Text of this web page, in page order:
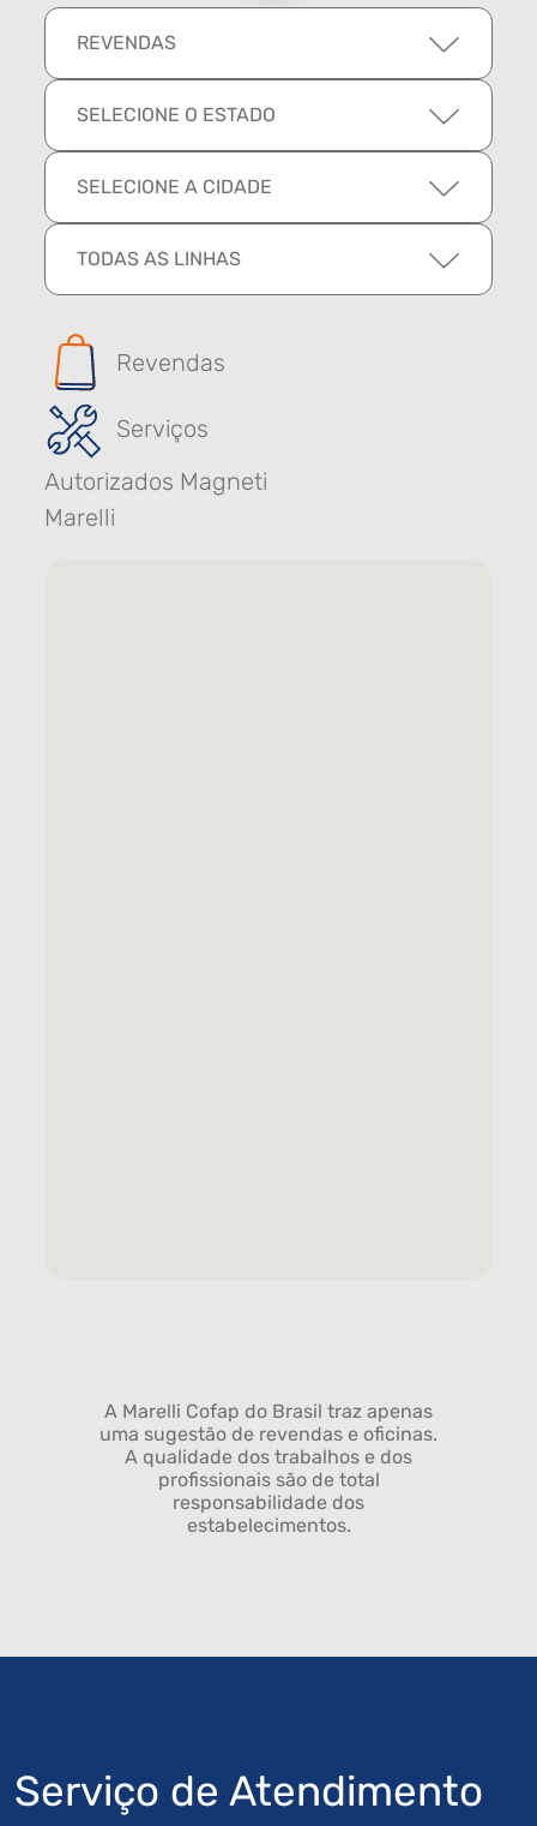
REVENDAS
SELECIONE O ESTADO
SELECIONE A CIDADE
TODAS AS LINHAS
Revendas
Serviços
Autorizados Magneti
Marelli
A Marelli Cofap do Brasil traz apenas
uma sugestão de revendas e oficinas.
A qualidade dos trabalhos e dos
profissionais são de total
responsabilidade dos
estabelecimentos.
Serviço de Atendimento